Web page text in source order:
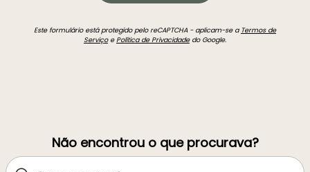
Este formulário está protegido pelo reCAPTCHA - aplicam-se a Termos de
ServiçoePolítica de Privacidadedo Google.
Não encontrou o que procurava?